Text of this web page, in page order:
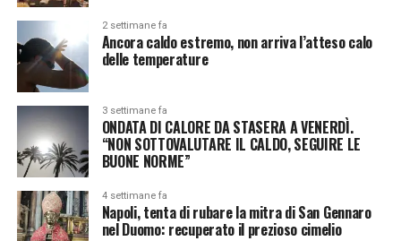
2 settimane fa
Ancora caldo estremo, non arriva l’atteso calo
delle temperature
3 settimane fa
ONDATA DI CALORE DA STASERA A VENERDÌ.
“NON SOTTOVALUTARE IL CALDO, SEGUIRE LE
BUONE NORME”
4 settimane fa
Napoli, tenta di rubare la mitra di San Gennaro
nel Duomo: recuperato il prezioso cimelio